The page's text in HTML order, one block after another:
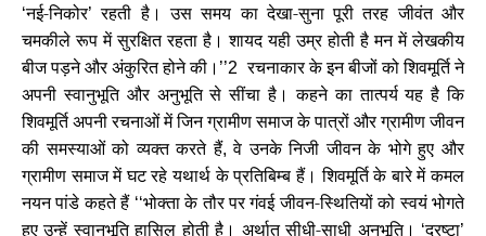
‘नई-निकोर’रहती है। उस समय का देखा-सुना पूरी तरह जीवंत और
चमकीले रूप में सुरक्षित रहता है। शायद यही उम्र होती है मन में लेखकीय
बीज पड़ने और अंकुरित होने की। ’’2 रचनाकार के इन बीजों को शिवमूर्ति ने
अपनी स्वानुभूति और अनुभूति से सींचा है। कहने का तात्पर्य यह है कि
शिवमूर्ति अपनी रचनाओं में जिन ग्रामीण समाज के पात्रों और ग्रामीण जीवन
की समस्याओं को व्यक्त करते हैं,वे उनके निजी जीवन के भोगे हुए और
ग्रामीण समाज में घट रहे यथार्थ के प्रतिबिम्ब हैं। शिवमूर्ति के बारे में कमल
नयन पांडे कहते हैं ‘‘भोक्ता के तौर पर गंवई जीवन-स्थितियों को स्वयं भोगते
हुए उन्हें स्वानुभूति हासिल होती है। अर्थात सीधी-साधी अनुभूति। ‘द्रष्टा’